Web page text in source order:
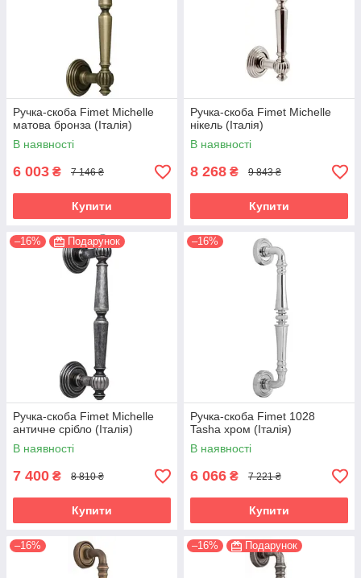
Ручка-скоба Fimet Michelle
матова бронза (Італія)
В наявності
6 003 ₴ 7 146 ₴
Купити
Ручка-скоба Fimet Michelle
нікель (Італія)
В наявності
8 268 ₴ 9 843 ₴
Купити
–16% Подарунок
Ручка-скоба Fimet Michelle
античне срібло (Італія)
В наявності
7 400 ₴ 8 810 ₴
Купити
–16%
Ручка-скоба Fimet 1028
Tasha хром (Італія)
В наявності
6 066 ₴ 7 221 ₴
Купити
–16% –16% Подарунок